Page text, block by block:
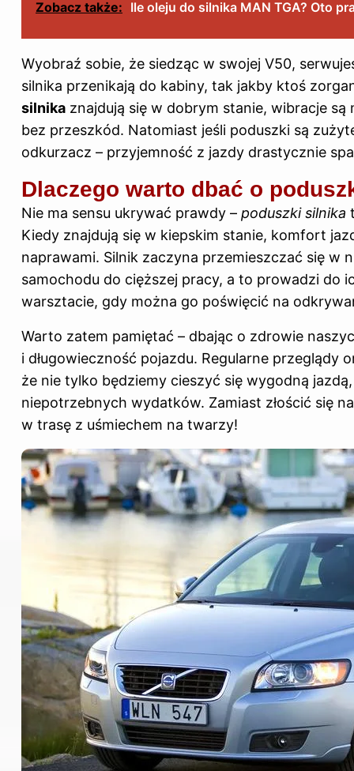
Zobacz także: Ile oleju do silnika MAN TGA? Oto
Wyobraź sobie, że siedząc w swojej V50,
silnika przenikają do kabiny, tak jakby ktoś
silnika znajdują się w dobrym stanie, wibracje
bez przeszkód. Natomiast jeśli poduszki są
odkurzacz – przyjemność z jazdy drastycznie
Dlaczego warto dbać o
Nie ma sensu ukrywać prawdy – poduszki silnika
Kiedy znajdują się w kiepskim stanie, komfort
naprawami. Silnik zaczyna przemieszczać się
samochodu do cięższej pracy, a to prowadzi do
warsztacie, gdy można go poświęcić na
Warto zatem pamiętać – dbając o zdrowie
i długowieczność pojazdu. Regularne
że nie tylko będziemy cieszyć się wygodną
niepotrzebnych wydatków. Zamiast złościć się
w trasę z uśmiechem na twarzy!